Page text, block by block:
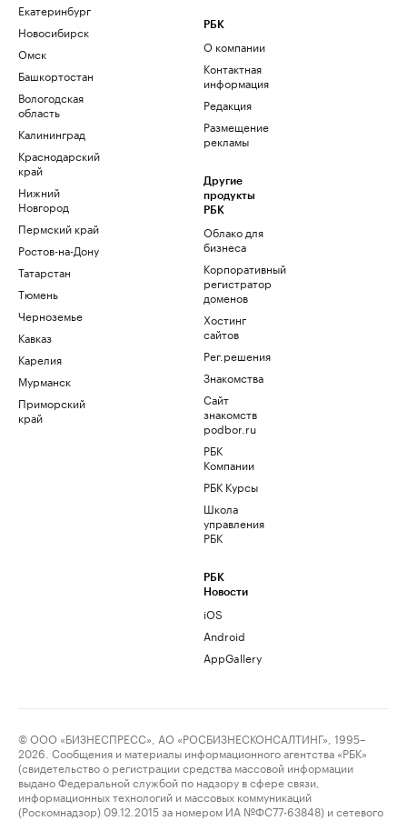
Екатеринбург
Новосибирск
Омск
Башкортостан
Вологодская
область
Калининград
Краснодарский
край
Нижний
Новгород
Пермский край
Ростов-на-Дону
Татарстан
Тюмень
Черноземье
Кавказ
Карелия
Мурманск
Приморский
край
РБК
О компании
Контактная
информация
Редакция
Размещение
рекламы
Другие
продукты
РБК
Облако для
бизнеса
Корпоративный
регистратор
доменов
Хостинг
сайтов
Рег.решения
Знакомства
Сайт
знакомств
podbor.ru
РБК
Компании
РБК Курсы
Школа
управления
РБК
РБК
Новости
iOS
Android
AppGallery
© ООО «БИЗНЕСПРЕСС», АО «РОСБИЗНЕСКОНСАЛТИНГ», 1995–
2026. Сообщения и материалы информационного агентства «РБК»
(свидетельство о регистрации средства массовой информации
выдано Федеральной службой по надзору в сфере связи,
информационных технологий и массовых коммуникаций
(Роскомнадзор) 09.12.2015 за номером ИА №ФС77-63848) и сетевого